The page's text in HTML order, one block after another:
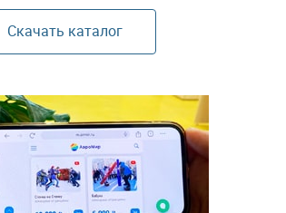
Скачать каталог